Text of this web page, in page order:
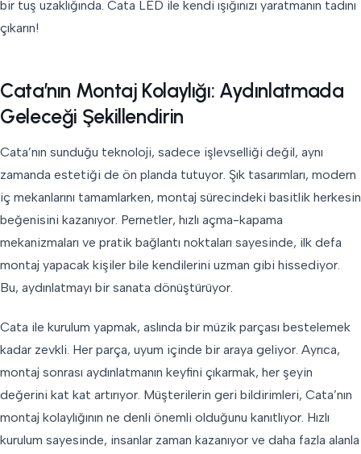
bir tuş uzaklığında. Cata LED ile kendi ışığınızı yaratmanın tadını
çıkarın!
Cata’nın Montaj Kolaylığı: Aydınlatmada
Geleceği Şekillendirin
Cata’nın sunduğu teknoloji, sadece işlevselliği değil, aynı
zamanda estetiği de ön planda tutuyor. Şık tasarımları, modern
iç mekanlarını tamamlarken, montaj sürecindeki basitlik herkesin
beğenisini kazanıyor. Pernetler, hızlı açma-kapama
mekanizmaları ve pratik bağlantı noktaları sayesinde, ilk defa
montaj yapacak kişiler bile kendilerini uzman gibi hissediyor.
Bu, aydınlatmayı bir sanata dönüştürüyor.
Cata ile kurulum yapmak, aslında bir müzik parçası bestelemek
kadar zevkli. Her parça, uyum içinde bir araya geliyor. Ayrıca,
montaj sonrası aydınlatmanın keyfini çıkarmak, her şeyin
değerini kat kat artırıyor. Müşterilerin geri bildirimleri, Cata’nın
montaj kolaylığının ne denli önemli olduğunu kanıtlıyor. Hızlı
kurulum sayesinde, insanlar zaman kazanıyor ve daha fazla alanla